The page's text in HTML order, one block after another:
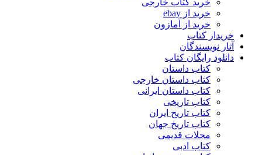
خرید کتاب خارجی
خرید از ebay
خرید از آمازون
خریدار کتاب
آثار نویسندگان
دانلود رایگان کتاب
کتاب داستان
کتاب داستان خارجی
کتاب داستان ایرانی
کتاب تاریخی
کتاب تاریخ ایران
کتاب تاریخ جهان
مجلات قدیمی
کتاب ادبی